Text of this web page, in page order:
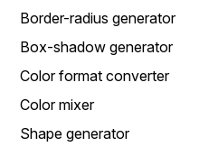
Border-radius generator
Box-shadow generator
Color format converter
Color mixer
Shape generator